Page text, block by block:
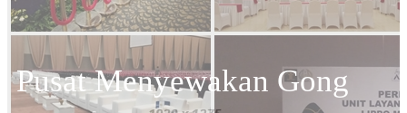
Pusat Menyewakan Gong